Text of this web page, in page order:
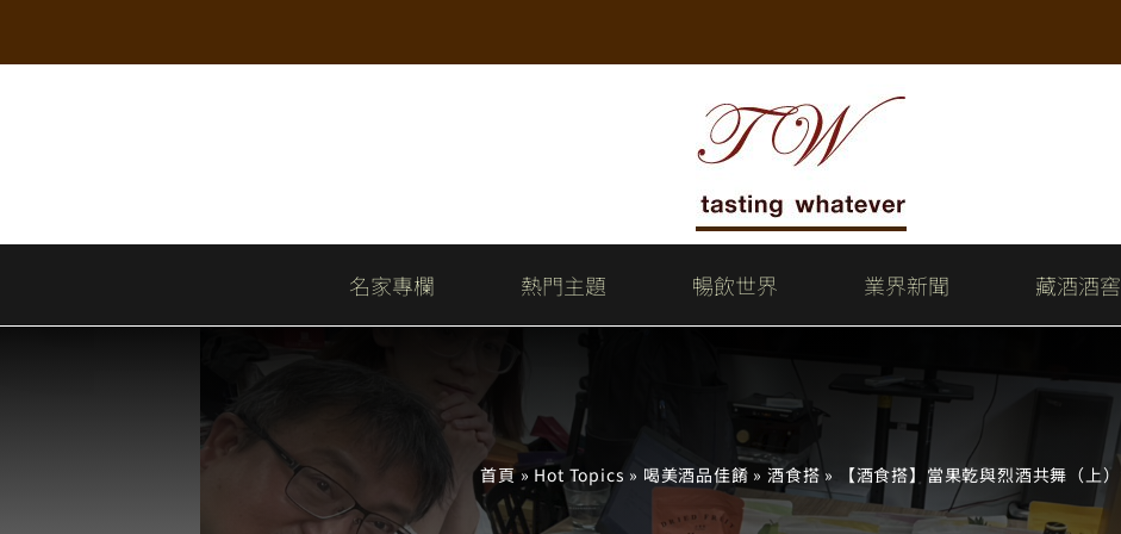
to
名家專欄 熱門主題 暢飲世界 業界新聞 藏酒酒窖
首頁» Hot Topics » 喝美酒品佳餚 » 酒食搭» 【酒食搭】當果乾與烈酒共舞（上）